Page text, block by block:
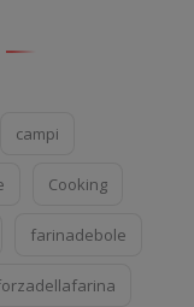
campi
Cooking
farinadebole